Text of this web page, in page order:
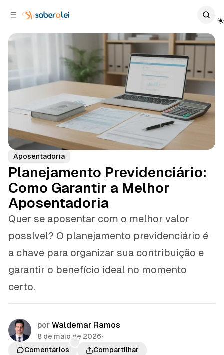
Aposentadoria
Planejamento Previdenciário:
Como Garantir a Melhor
Aposentadoria
Quer se aposentar com o melhor valor
possível? O planejamento previdenciário é
a chave para organizar sua contribuição e
garantir o benefício ideal no momento
certo.
por Waldemar Ramos
8 de maio de 2026•
Comentários
Compartilhar